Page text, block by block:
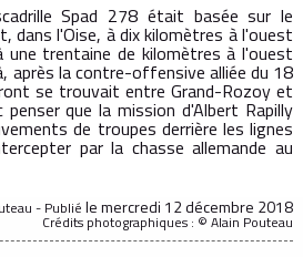
Spad 278 était basée sur le
dans l'Oise, à dix kilomètres à l'ouest
trentaine de kilomètres à l'ouest
après la contre-offensive alliée du 18
se trouvait entre Grand-Rozoy et
penser que la mission d'Albert Rapilly
de troupes derrière les lignes
par la chasse allemande au
- Publiéle mercredi 12 décembre 2018
Crédits photographiques : © Alain Pouteau